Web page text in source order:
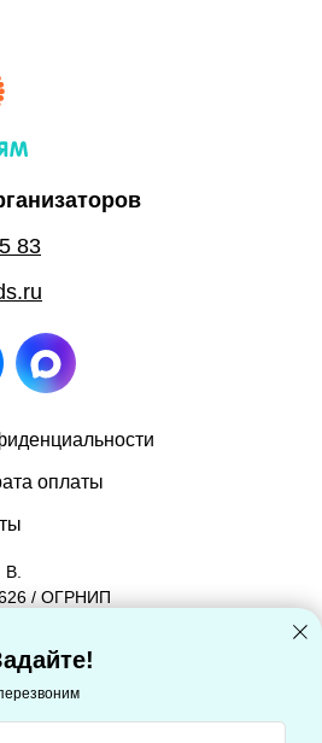
83
/ ОГРНИП
127221, Москва г,
2, корпус 1, квартира 88
127221, Москва г,
2, корпус 1, квартира 88
оплаты